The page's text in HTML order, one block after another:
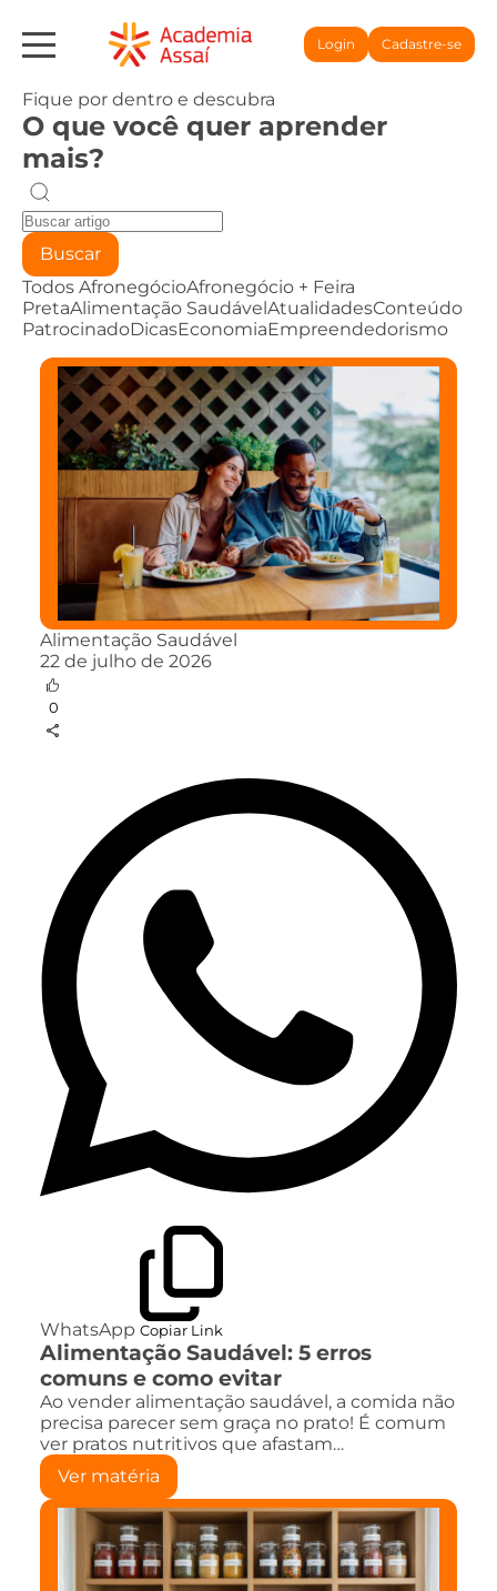
Login Cadastre-se
Fique por dentro e descubra
O que você quer aprender
mais?
Buscar
Todos AfronegócioAfronegócio + Feira
PretaAlimentação SaudávelAtualidadesConteúdo
PatrocinadoDicasEconomiaEmpreendedorismo
Alimentação Saudável
22 de julho de 2026
0
WhatsApp Copiar Link
Alimentação Saudável: 5 erros
comuns e como evitar
Ao vender alimentação saudável, a comida não
precisa parecer sem graça no prato! É comum
ver pratos nutritivos que afastam…
Ver matéria